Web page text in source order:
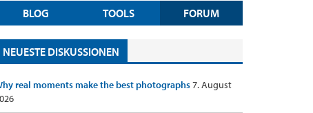
BLOG TOOLS FORUM
NEUESTE DISKUSSIONEN
real moments make the best photographs7. August